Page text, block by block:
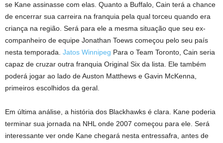
se Kane assinasse com elas. Quanto a Buffalo, Cain terá a chance
de encerrar sua carreira na franquia pela qual torceu quando era
criança na região. Será para ele a mesma situação que seu ex-
companheiro de equipe Jonathan Toews começou pelo seu país
nesta temporada. Jatos Winnipeg Para o Team Toronto, Cain seria
capaz de cruzar outra franquia Original Six da lista. Ele também
poderá jogar ao lado de Auston Matthews e Gavin McKenna,
primeiros escolhidos da geral.
Em última análise, a história dos Blackhawks é clara. Kane poderia
terminar sua jornada na NHL onde 2007 começou para ele. Será
interessante ver onde Kane chegará nesta entressafra, antes de